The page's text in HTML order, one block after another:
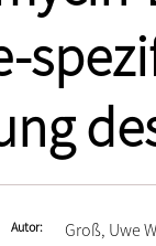
Autor Groß, Uwe